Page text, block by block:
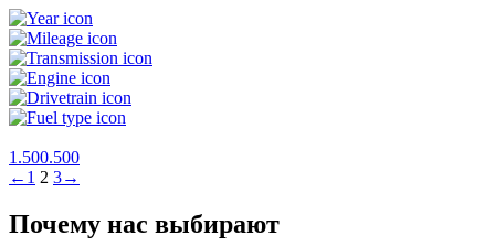
1.500.500
← 1 2 3→
Почему нас выбирают